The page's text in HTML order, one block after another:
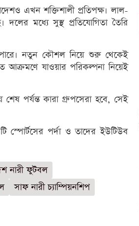
এখন শক্তিশালী প্রতিপক্ষ। লাল-
মধ্যে সুস্থ প্রতিযোগিতা তৈরি
নতুন কৌশল নিয়ে শুরু থেকেই
আক্রমণে যাওয়ার পরিকল্পনা নিয়েই
পর্যন্ত কারা গ্রুপসেরা হবে, সেই
স্পোর্টসের পর্দা ও তাদের ইউটিউব
নারী ফুটবল
সাফ নারী চ্যাম্পিয়নশিপ